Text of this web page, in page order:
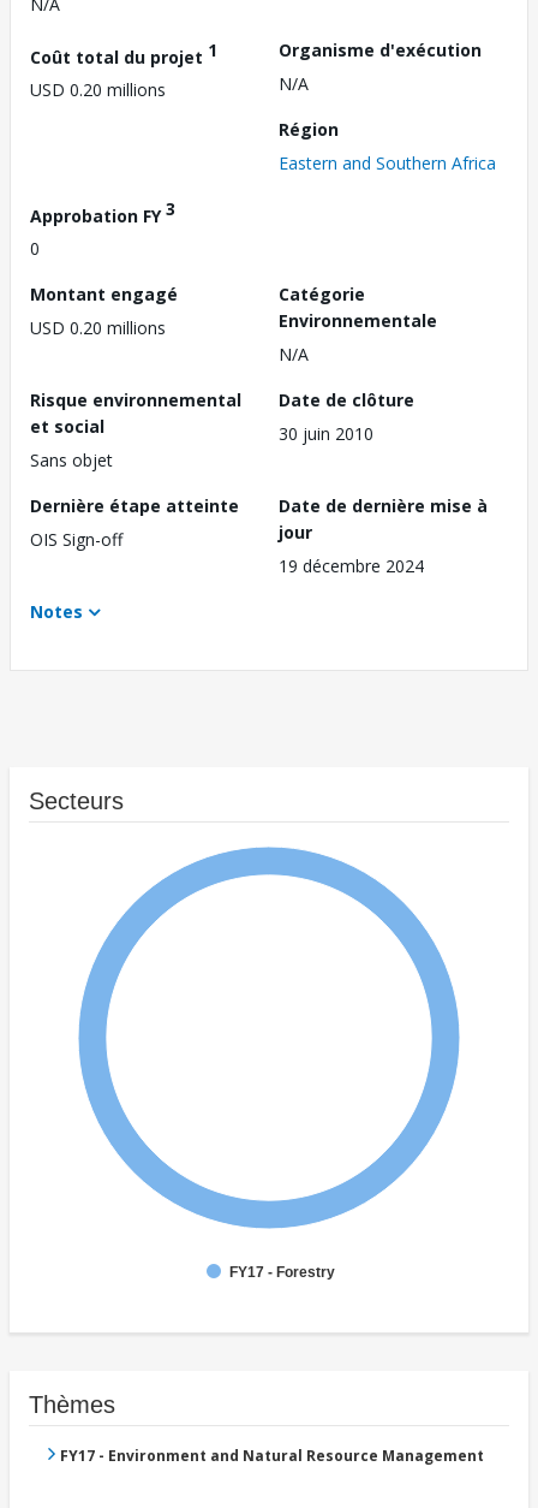
Coût total du projet 1
USD 0.20 millions
Organisme d'exécution
N/A
Région
Eastern and Southern Africa
Approbation FY3
0
Montant engagé
USD 0.20 millions
Catégorie
Environnementale
N/A
Risque environnemental
et social
Sans objet
Date de clôture
30 juin 2010
Dernière étape atteinte
OIS Sign-off
Date de dernière mise à
jour
19 décembre 2024
Notes
Secteurs
FY17 - Forestry
Thèmes
FY17 - Environment and Natural Resource Management